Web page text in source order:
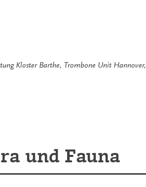
Kloster Barthe, Trombone Unit Hannover,
und Fauna